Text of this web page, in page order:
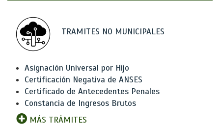
TRAMITES NO MUNICIPALES
Asignación Universal por Hijo
Certificación Negativa de ANSES
Certificado de Antecedentes Penales
Constancia de Ingresos Brutos
MÁS TRÁMITES